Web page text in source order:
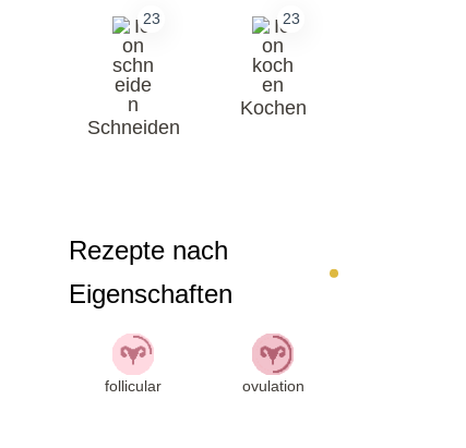
23
Schneiden
23
Kochen
Rezepte nach
Eigenschaften
follicular ovulation